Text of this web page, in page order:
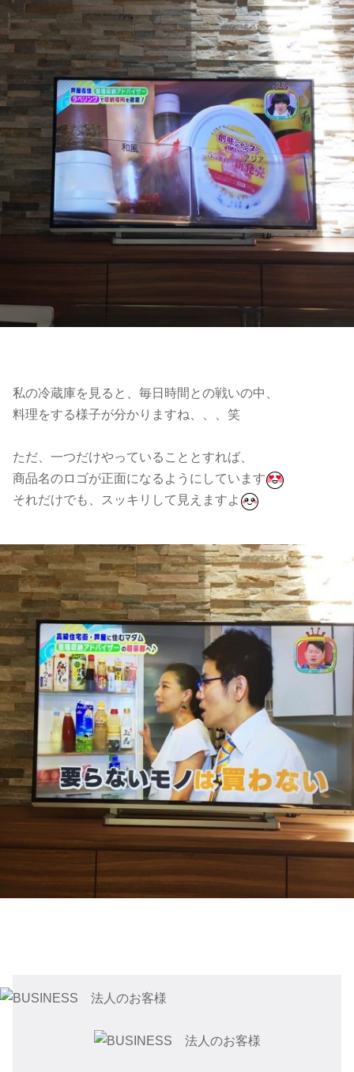
私の冷蔵庫を見ると、毎日時間との戦いの中、
料理をする様子が分かりますね、、、笑
ただ、一つだけやっていることとすれば、
商品名のロゴが正面になるようにしています
それだけでも、スッキリして見えますよ